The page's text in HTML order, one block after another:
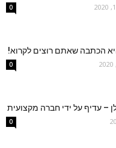
0
היא הכתבה שאתם רוצים לקרוא!
0
– עדיף על ידי חברה מקצועית
0